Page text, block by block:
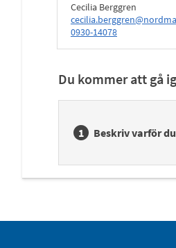
Cecilia Berggren
0930-14078
Du kommer att gå
Beskriv varför